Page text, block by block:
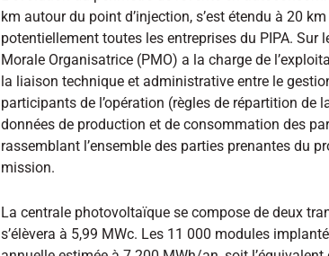
km autour du point d’injection, s’est étendu à 20
potentiellement toutes les entreprises du PIPA. Sur
Morale Organisatrice (PMO) a la charge de
la liaison technique et administrative entre le
participants de l’opération (règles de répartition de
données de production et de consommation des
rassemblant l’ensemble des parties prenantes du
mission.
La centrale photovoltaïque se compose de deux
s’élèvera à 5,99 MWc. Les 11 000 modules